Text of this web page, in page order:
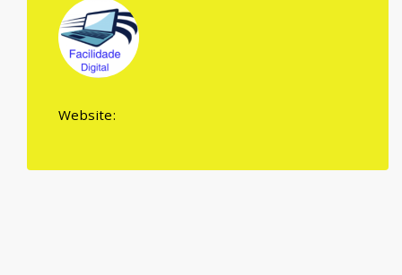
Website: